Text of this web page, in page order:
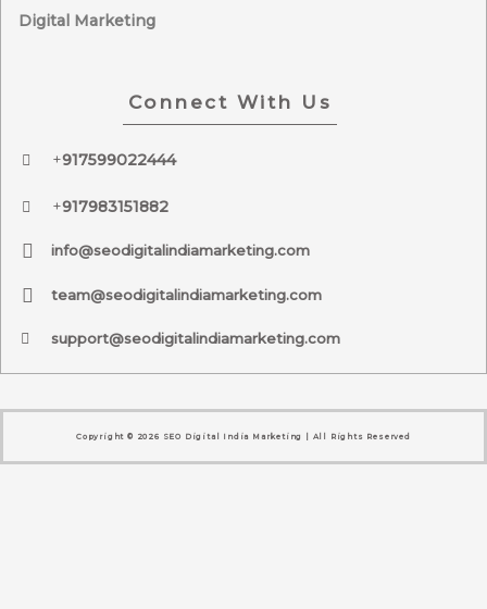
Digital Marketing
Connect With Us
+917599022444
+917983151882
info@seodigitalindiamarketing.com
team@seodigitalindiamarketing.com
support@seodigitalindiamarketing.com
Copyright © 2026 SEO Digital India Marketing | All Rights Reserved